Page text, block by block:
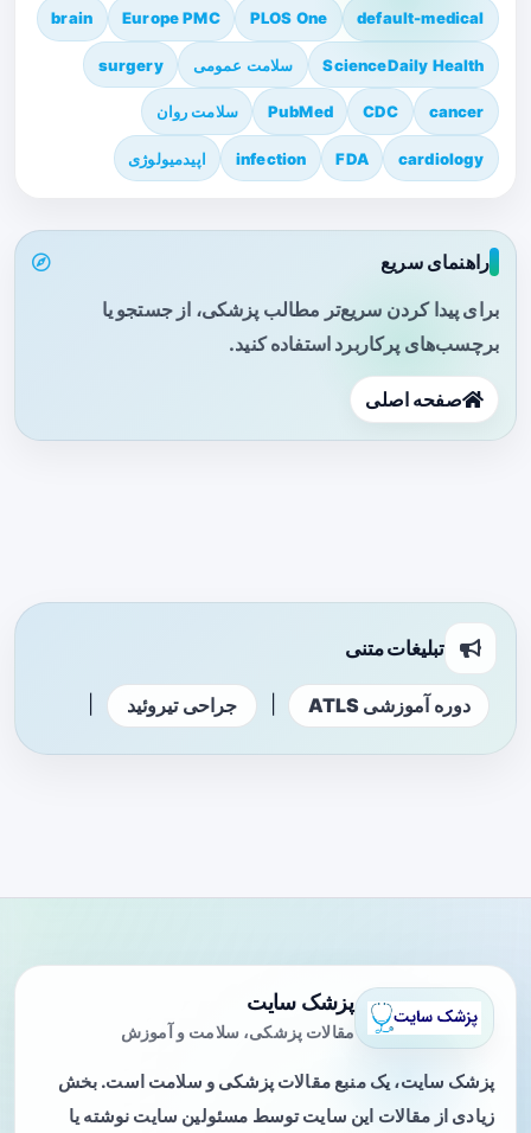
default-medical
PLOS One
Europe PMC
brain
ScienceDaily Health سلامت عمومی surgery
cancer
CDC
PubMed سلامت روان
cardiology
FDA
infection اپیدمیولوژی
راهنمای سریع
برای پیدا کردن سریع‌تر مطالب پزشکی، از جستجو یا
برچسب‌های پرکاربرد استفاده کنید.
صفحه اصلی
تبلیغات متنی
دوره آموزشی ATLS جراحی تیروئید
پزشک سایت
مقالات پزشکی، سلامت و آموزش
پزشک سایت، یک منبع مقالات پزشکی و سلامت است. بخش
زیادی از مقالات این سایت توسط مسئولین سایت نوشته یا